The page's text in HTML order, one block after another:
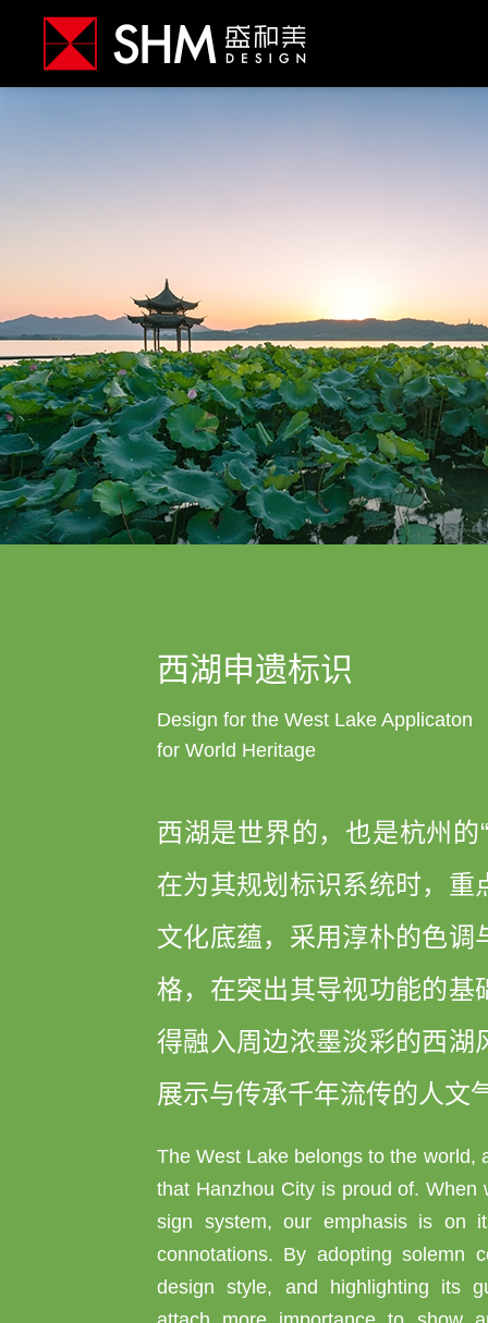
西湖申遗标识
Design for the West Lake Applicaton
for World Heritage
西湖是世界的，也是杭州的
在为其规划标识系统时，重
文化底蕴，采用淳朴的色调
格，在突出其导视功能的基
得融入周边浓墨淡彩的西湖
展示与传承千年流传的人文
The West Lake belongs to the world,
that Hanzhou City is proud of. When
sign system, our emphasis is on
connotations. By adopting solemn
design style, and highlighting its